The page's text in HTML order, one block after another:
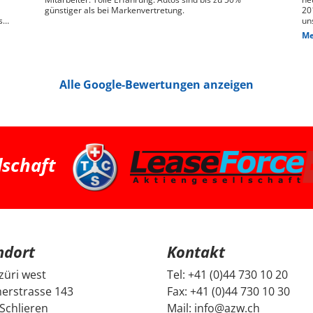
günstiger als bei Markenvertretung.
Alle Google-Bewertungen anzeigen
west
143
Kontakt
Tel: +41 (0)44 730 10 20
Fax: +41 (0)44 730 10 30
Mail: info@azw.ch